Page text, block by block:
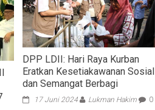
DPP LDII: Hari Raya Kurban
Eratkan Kesetiakawanan Sosial
dan Semangat Berbagi
17 Juni 2024 Lukman Hakim 0